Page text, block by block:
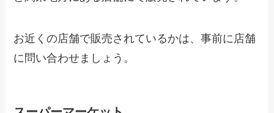
お近くの店舗で販売されているかは、事前に店舗
に問い合わせましょう。